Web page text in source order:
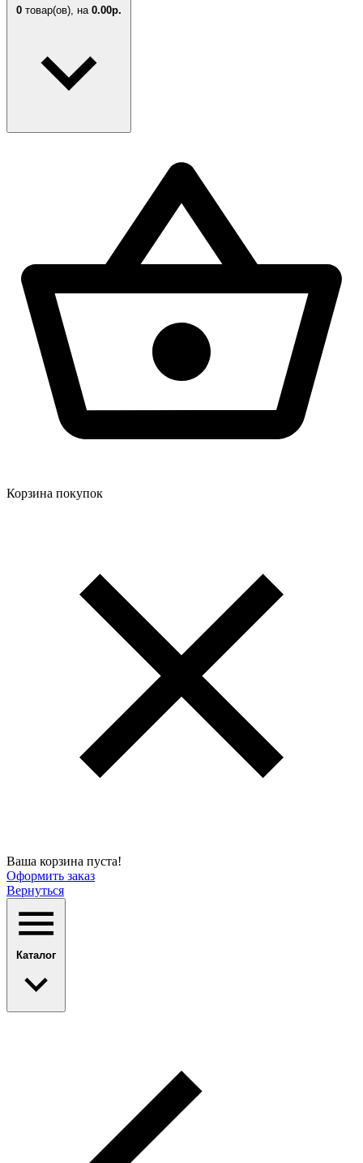
0 товар(ов), на 0.00р.
Корзина покупок
Ваша корзина пуста!
Оформить заказ
Вернуться
Каталог